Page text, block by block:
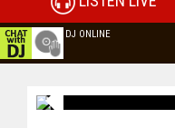
DJ ONLINE